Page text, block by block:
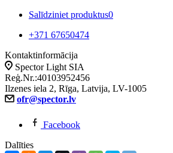
Salīdziniet produktus0
+371 67650474
Kontaktinformācija
Spector Light SIA
Reģ.Nr.:40103952456
Ilzenes iela 2, Rīga, Latvija, LV-1005
ofr@spector.lv
Facebook
Dalīties